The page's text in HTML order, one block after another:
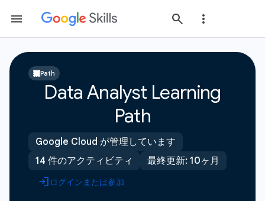
Path
Data Analyst Learning
Path
Google Cloud が管理しています
14 件のアクティビティ
最終更新: 10ヶ月
ログインまたは参加